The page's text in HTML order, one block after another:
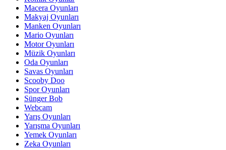
Macera Oyunları
Makyaj Oyunları
Manken Oyunları
Mario Oyunları
Motor Oyunları
Müzik Oyunları
Oda Oyunları
Savas Oyunları
Scooby Doo
Spor Oyunları
Sünger Bob
Webcam
Yarış Oyunları
Yarışma Oyunları
Yemek Oyunları
Zeka Oyunları